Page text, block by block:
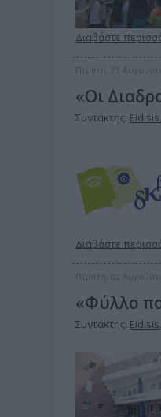
Διαβάστε
Πέμπτη, 23
«Οι
Συντάκτης:
Διαβάστε
Πέμπτη, 02
«Φύλλο
Συντάκτης: